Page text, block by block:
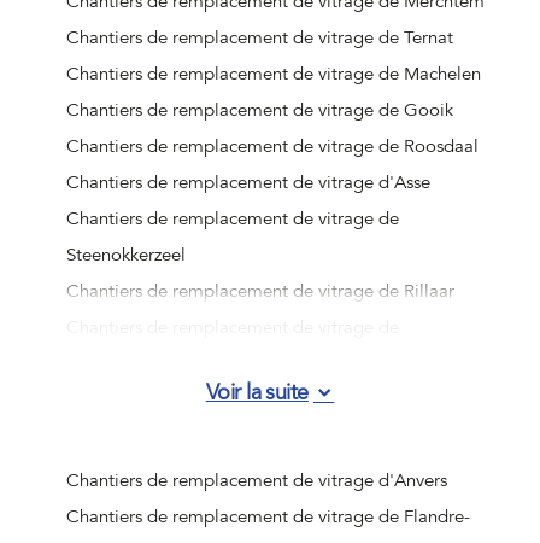
Chantiers de remplacement de vitrage de Ternat
Chantiers de remplacement de vitrage de Machelen
Chantiers de remplacement de vitrage de Gooik
Chantiers de remplacement de vitrage de Roosdaal
Chantiers de remplacement de vitrage d'Asse
Chantiers de remplacement de vitrage de
Steenokkerzeel
Chantiers de remplacement de vitrage de Rillaar
Chantiers de remplacement de vitrage de Linter
Chantiers de remplacement de vitrage de Sint-Truiden
Chantiers de remplacement de vitrage de Tervuren
Voir la suite
Chantiers de remplacement de vitrage d'Anvers
Chantiers de remplacement de vitrage de Flandre-